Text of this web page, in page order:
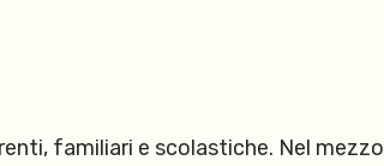
familiari e scolastiche. Nel